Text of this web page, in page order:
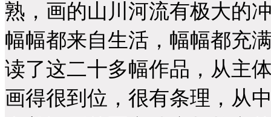
熟，画的山川河流有极大的
幅幅都来自生活，幅幅都充
读了这二十多幅作品，从主
画得很到位，很有条理，从